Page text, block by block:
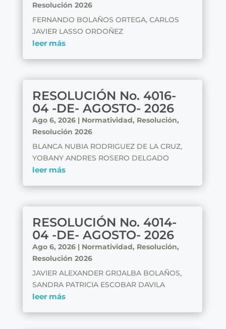
Resolución 2026
FERNANDO BOLAÑOS ORTEGA, CARLOS
JAVIER LASSO ORDOÑEZ
leer más
RESOLUCIÓN No. 4016-
04 -DE- AGOSTO- 2026
Ago 6, 2026| Normatividad, Resolución,
Resolución 2026
BLANCA NUBIA RODRIGUEZ DE LA CRUZ,
YOBANY ANDRES ROSERO DELGADO
leer más
RESOLUCIÓN No. 4014-
04 -DE- AGOSTO- 2026
Ago 6, 2026| Normatividad, Resolución,
Resolución 2026
JAVIER ALEXANDER GRIJALBA BOLAÑOS,
SANDRA PATRICIA ESCOBAR DAVILA
leer más